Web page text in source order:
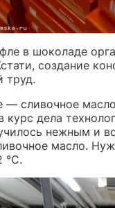
в шоколаде
создание
труд.
сливочное
курс дела
нежным и
масло.
°С.